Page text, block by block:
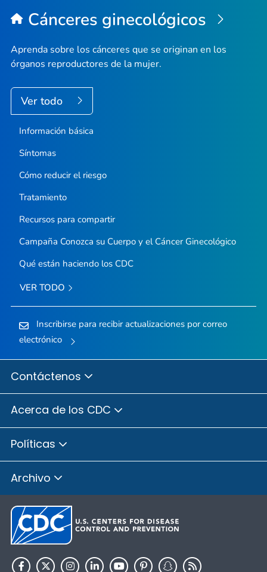
Cánceres ginecológicos
Aprenda sobre los cánceres que se originan en los
órganos reproductores de la mujer.
Ver todo
Información básica
Síntomas
Cómo reducir el riesgo
Tratamiento
Recursos para compartir
Campaña Conozca su Cuerpo y el Cáncer Ginecológico
Qué están haciendo los CDC
VER TODO
Inscribirse para recibir actualizaciones por correo
electrónico
Contáctenos
Acerca de los CDC
Políticas
Archivo